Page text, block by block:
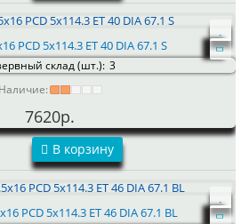
PCD 5x114.3 ET 40 DIA 67.1 S
склад (шт.): 3
Наличие:
7620р.
В корзину
PCD 5x114.3 ET 46 DIA 67.1 BL